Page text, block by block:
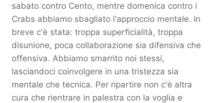
sabato contro Cento, mentre domenica contro i
Crabs abbiamo sbagliato l'approccio mentale. In
breve c'è stata: troppa superficialità, troppa
disunione, poca collaborazione sia difensiva che
offensiva. Abbiamo smarrito noi stessi,
lasciandoci coinvolgere in una tristezza sia
mentale che tecnica. Per ripartire non c'è altra
cura che rientrare in palestra con la voglia e